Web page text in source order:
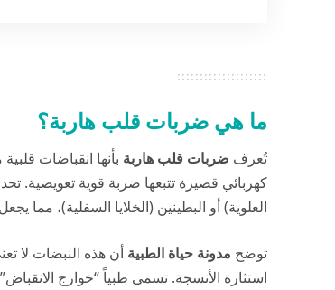
ما هي ضربات قلب هاربة؟
تُعرف ضربات قلب هاربة بأنها انقباضات
كهربائي قصيرة تتبعها ضربة قوية تعويضية.
العلوية) أو البطينين (الخلايا السفلية)، مما
توضح مدونة حياة الطبية أن هذه النبضات لا
استثارة الأنسجة. تسمى طبياً “خوارج